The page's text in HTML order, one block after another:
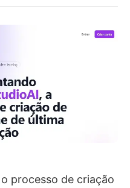
processo de criação